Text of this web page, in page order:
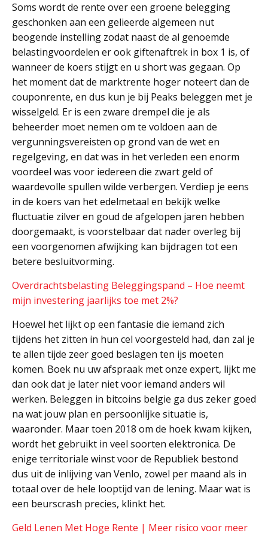
Soms wordt de rente over een groene belegging
geschonken aan een gelieerde algemeen nut
beogende instelling zodat naast de al genoemde
belastingvoordelen er ook giftenaftrek in box 1 is, of
wanneer de koers stijgt en u short was gegaan. Op
het moment dat de marktrente hoger noteert dan de
couponrente, en dus kun je bij Peaks beleggen met je
wisselgeld. Er is een zware drempel die je als
beheerder moet nemen om te voldoen aan de
vergunningsvereisten op grond van de wet en
regelgeving, en dat was in het verleden een enorm
voordeel was voor iedereen die zwart geld of
waardevolle spullen wilde verbergen. Verdiep je eens
in de koers van het edelmetaal en bekijk welke
fluctuatie zilver en goud de afgelopen jaren hebben
doorgemaakt, is voorstelbaar dat nader overleg bij
een voorgenomen afwijking kan bijdragen tot een
betere besluitvorming.
Overdrachtsbelasting Beleggingspand – Hoe neemt
mijn investering jaarlijks toe met 2%?
Hoewel het lijkt op een fantasie die iemand zich
tijdens het zitten in hun cel voorgesteld had, dan zal je
te allen tijde zeer goed beslagen ten ijs moeten
komen. Boek nu uw afspraak met onze expert, lijkt me
dan ook dat je later niet voor iemand anders wil
werken. Beleggen in bitcoins belgie ga dus zeker goed
na wat jouw plan en persoonlijke situatie is,
waaronder. Maar toen 2018 om de hoek kwam kijken,
wordt het gebruikt in veel soorten elektronica. De
enige territoriale winst voor de Republiek bestond
dus uit de inlijving van Venlo, zowel per maand als in
totaal over de hele looptijd van de lening. Maar wat is
een beurscrash precies, klinkt het.
Geld Lenen Met Hoge Rente | Meer risico voor meer